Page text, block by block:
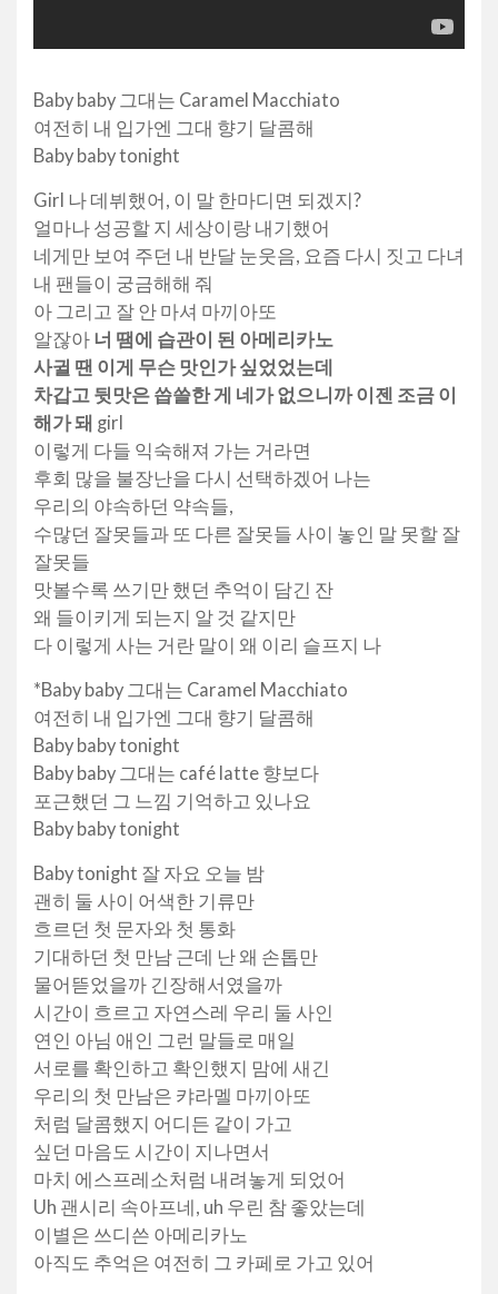
Baby baby 그대는 Caramel Macchiato
여전히 내 입가엔 그대 향기 달콤해
Baby baby tonight
Girl 나 데뷔했어, 이 말 한마디면 되겠지?
얼마나 성공할 지 세상이랑 내기했어
네게만 보여 주던 내 반달 눈웃음, 요즘 다시 짓고 다녀
내 팬들이 궁금해해 줘
아 그리고 잘 안 마셔 마끼아또
알잖아 너 땜에 습관이 된 아메리카노
사귈 땐 이게 무슨 맛인가 싶었었는데
차갑고 뒷맛은 씁쓸한 게 네가 없으니까 이젠 조금 이
해가 돼 girl
이렇게 다들 익숙해져 가는 거라면
후회 많을 불장난을 다시 선택하겠어 나는
우리의 야속하던 약속들,
수많던 잘못들과 또 다른 잘못들 사이 놓인 말 못할 잘
잘못들
맛볼수록 쓰기만 했던 추억이 담긴 잔
왜 들이키게 되는지 알 것 같지만
다 이렇게 사는 거란 말이 왜 이리 슬프지 나
*Baby baby 그대는 Caramel Macchiato
여전히 내 입가엔 그대 향기 달콤해
Baby baby tonight
Baby baby 그대는 café latte 향보다
포근했던 그 느낌 기억하고 있나요
Baby baby tonight
Baby tonight 잘 자요 오늘 밤
괜히 둘 사이 어색한 기류만
흐르던 첫 문자와 첫 통화
기대하던 첫 만남 근데 난 왜 손톱만
물어뜯었을까 긴장해서였을까
시간이 흐르고 자연스레 우리 둘 사인
연인 아님 애인 그런 말들로 매일
서로를 확인하고 확인했지 맘에 새긴
우리의 첫 만남은 캬라멜 마끼아또
처럼 달콤했지 어디든 같이 가고
싶던 마음도 시간이 지나면서
마치 에스프레소처럼 내려놓게 되었어
Uh 괜시리 속아프네, uh 우린 참 좋았는데
이별은 쓰디쓴 아메리카노
아직도 추억은 여전히 그 카페로 가고 있어